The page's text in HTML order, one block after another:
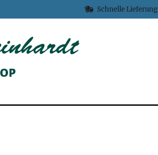
Schnelle Lieferung